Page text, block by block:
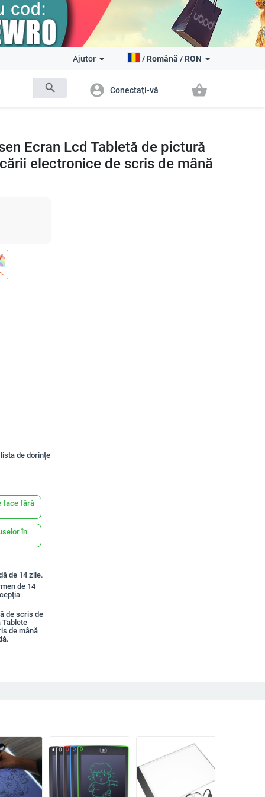
search
Ajutor / Română / RON
account_circle Conectați-vă shopping_basket
Ecran Lcd Tabletă de pictură
electronice de scris de mână
de dorințe
face fără
în
de 14 zile.
de 14
de scris de
Tablete
de mână